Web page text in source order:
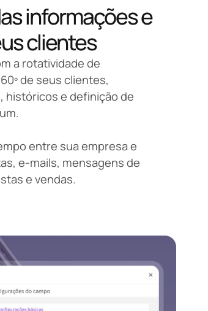
informações e
clientes
a rotatividade de
de seus clientes,
históricos e definição de
entre sua empresa e
e-mails, mensagens de
e vendas.